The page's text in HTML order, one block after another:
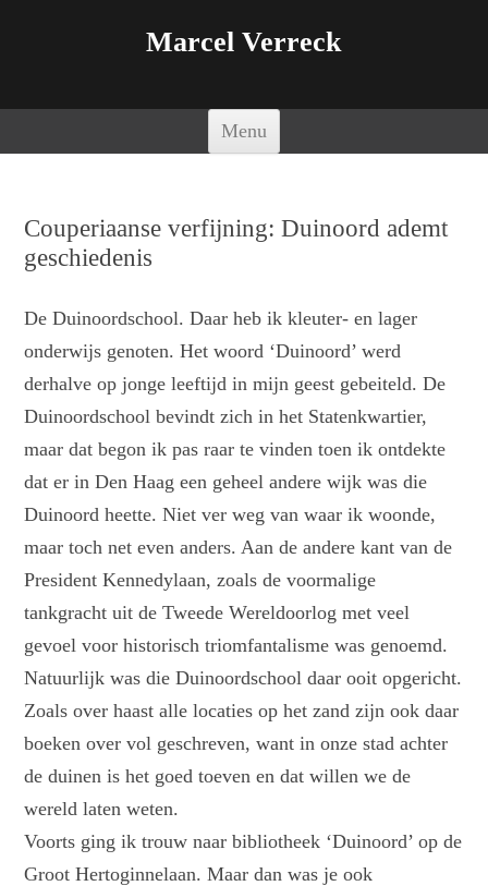
Marcel Verreck
Menu
Couperiaanse verfijning: Duinoord ademt
geschiedenis
De Duinoordschool. Daar heb ik kleuter- en lager
onderwijs genoten. Het woord ‘Duinoord’ werd
derhalve op jonge leeftijd in mijn geest gebeiteld. De
Duinoordschool bevindt zich in het Statenkwartier,
maar dat begon ik pas raar te vinden toen ik ontdekte
dat er in Den Haag een geheel andere wijk was die
Duinoord heette. Niet ver weg van waar ik woonde,
maar toch net even anders. Aan de andere kant van de
President Kennedylaan, zoals de voormalige
tankgracht uit de Tweede Wereldoorlog met veel
gevoel voor historisch triomfantalisme was genoemd.
Natuurlijk was die Duinoordschool daar ooit opgericht.
Zoals over haast alle locaties op het zand zijn ook daar
boeken over vol geschreven, want in onze stad achter
de duinen is het goed toeven en dat willen we de
wereld laten weten.
Voorts ging ik trouw naar bibliotheek ‘Duinoord’ op de
Groot Hertoginnelaan. Maar dan was je ook